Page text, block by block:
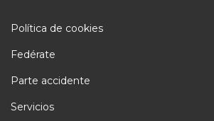
Política de cookies
Fedérate
Parte accidente
Servicios